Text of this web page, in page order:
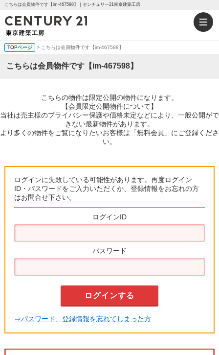
こちらは会員物件です【im-467598】｜センチュリー21東京建築工房
TOPページ > こちらは会員物件です【im-467598】
こちらは会員物件です【im-467598】
こちらの物件は限定公開の物件になります。
【会員限定公開物件について】
当社は売主様のプライバシー保護や価格未定などにより、一般公開がで
きない最新物件があります。
より多くの物件をご覧になりたいお客様は「無料会員」にご登録くださ
い。
ログインに失敗している可能性があります。再度ログイン
ID・パスワードをご入力いただくか、登録情報をお忘れの方
はお問合せ下さい。
ログインID
パスワード
⇒パスワード、登録情報を忘れてしまった方